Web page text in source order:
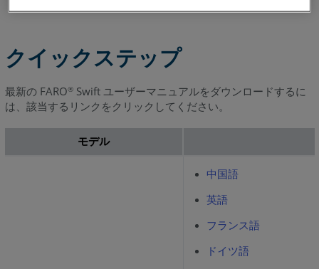
クイックステップ
最新の FARO®Swift ユーザーマニュアルをダウンロードするに
は、該当するリンクをクリックしてください。
モデル
中国語
英語
フランス語
ドイツ語